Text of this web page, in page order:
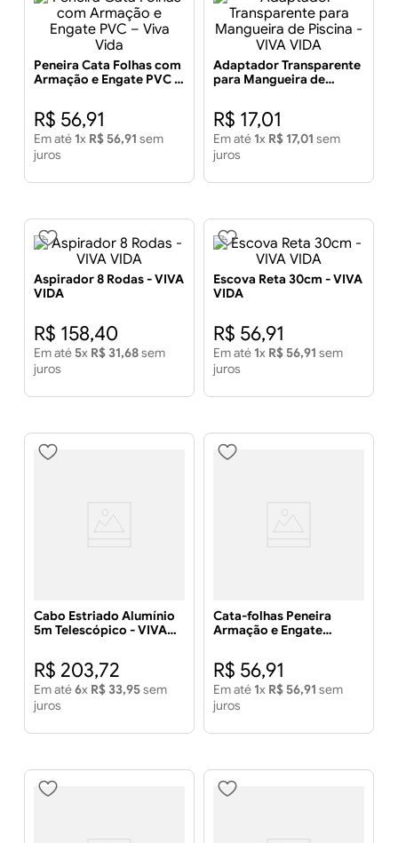
Peneira Cata Folhas com
Armação e Engate PVC –
R$ 56,91
Em até 1x R$ 56,91 sem
juros
Adaptador Transparente
para Mangueira de
R$ 17,01
Em até 1x R$ 17,01 sem
juros
Aspirador 8 Rodas - VIVA
VIDA
R$ 158,40
Em até 5x R$ 31,68sem
juros
Escova Reta 30cm - VIVA
VIDA
R$ 56,91
Em até 1x R$ 56,91 sem
juros
Cabo Estriado Alumínio
5m Telescópico - VIVA
R$ 203,72
Em até6x R$ 33,95sem
juros
Cata-folhas Peneira
Armação e Engate
R$ 56,91
Em até 1x R$ 56,91 sem
juros